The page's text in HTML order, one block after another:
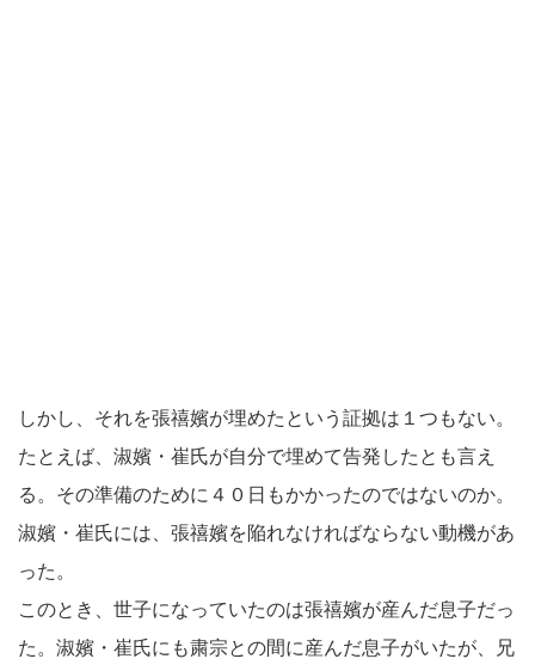
しかし、それを張禧嬪が埋めたという証拠は１つもない。
たとえば、淑嬪・崔氏が自分で埋めて告発したとも言え
る。その準備のために４０日もかかったのではないのか。
淑嬪・崔氏には、張禧嬪を陥れなければならない動機があ
った。
このとき、世子になっていたのは張禧嬪が産んだ息子だっ
た。淑嬪・崔氏にも粛宗との間に産んだ息子がいたが、兄